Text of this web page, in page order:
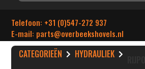
Telefoon: +31 (0)547-272 937
E-mail: parts@overbeekshovels.nl
CATEGORIEËN HYDRAULIEK